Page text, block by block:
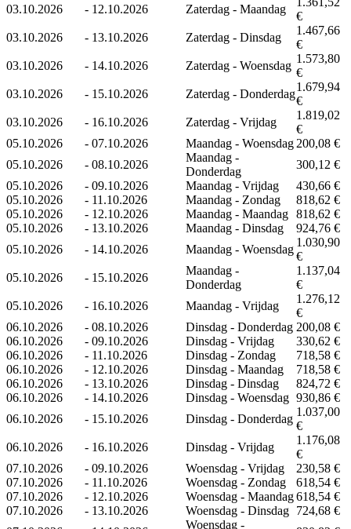
03.10.2026
- 12.10.2026 Zaterdag - Maandag
€
03.10.2026
- 13.10.2026 Zaterdag - Dinsdag
1.467,66
€
03.10.2026
- 14.10.2026 Zaterdag - Woensdag
1.573,80
€
03.10.2026
- 15.10.2026 Zaterdag - Donderdag
1.679,94
€
03.10.2026
- 16.10.2026 Zaterdag - Vrijdag
1.819,02
€
05.10.2026
- 07.10.2026 Maandag - Woensdag 200,08 €
05.10.2026
- 08.10.2026
Maandag -
Donderdag
300,12 €
05.10.2026
- 09.10.2026 Maandag - Vrijdag
430,66 €
05.10.2026
- 11.10.2026 Maandag - Zondag
818,62 €
05.10.2026
- 12.10.2026 Maandag - Maandag 818,62 €
05.10.2026
- 13.10.2026 Maandag - Dinsdag
924,76 €
05.10.2026
- 14.10.2026 Maandag - Woensdag
1.030,90
€
05.10.2026
- 15.10.2026
Maandag -
Donderdag
1.137,04
€
05.10.2026
- 16.10.2026 Maandag - Vrijdag
1.276,12
€
06.10.2026
- 08.10.2026 Dinsdag - Donderdag 200,08 €
06.10.2026
- 09.10.2026 Dinsdag - Vrijdag
330,62 €
06.10.2026
- 11.10.2026 Dinsdag - Zondag
718,58 €
06.10.2026
- 12.10.2026 Dinsdag - Maandag
718,58 €
06.10.2026
- 13.10.2026 Dinsdag - Dinsdag
824,72 €
06.10.2026
- 14.10.2026 Dinsdag - Woensdag 930,86 €
06.10.2026
- 15.10.2026 Dinsdag - Donderdag
1.037,00
€
06.10.2026
- 16.10.2026 Dinsdag - Vrijdag
1.176,08
€
07.10.2026
- 09.10.2026 Woensdag - Vrijdag
230,58 €
07.10.2026
- 11.10.2026 Woensdag - Zondag
618,54 €
07.10.2026
- 12.10.2026 Woensdag - Maandag618,54 €
07.10.2026
- 13.10.2026 Woensdag - Dinsdag 724,68 €
Woensdag -